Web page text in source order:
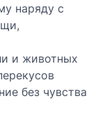
наряду с
и животных
без чувства